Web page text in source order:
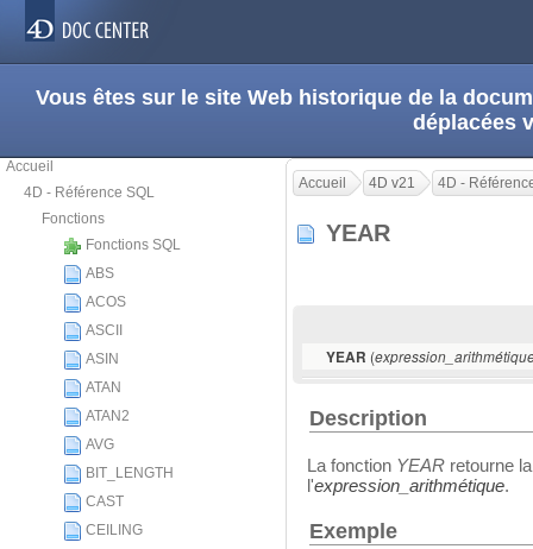
Vous êtes sur le site Web historique de la
déplacées
Accueil
4D - Référence SQL
Fonctions
Fonctions SQL
ABS
ACOS
ASCII
ASIN
ATAN
ATAN2
AVG
BIT_LENGTH
CAST
CEILING
Accueil 4D v21 4D -
YEAR
YEAR (
Description
La fonction YEAR retourne
l'expression_arithmétique.
Exemple